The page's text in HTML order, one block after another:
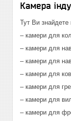
Камера
Тут Ви знайдете
– камери для
– камери для
– камери для
– камери для
– камери для
– камери для
– камери для